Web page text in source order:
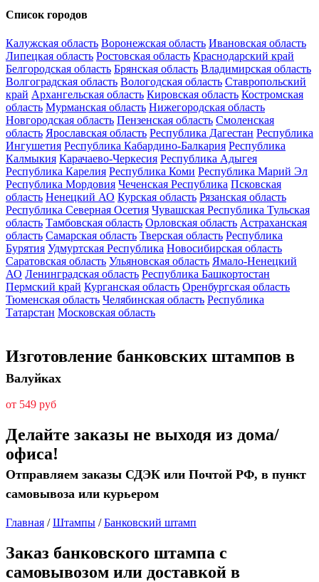
Список городов
Калужская область Воронежская область Ивановская область
Липецкая область Ростовская область Краснодарский край
Белгородская область Брянская область Владимирская область
Волгоградская область Вологодская область Ставропольский
край Архангельская область Кировская область Костромская
область Мурманская область Нижегородская область
Новгородская область Пензенская область Смоленская
область Ярославская область Республика Дагестан Республика
Ингушетия Республика Кабардино-Балкария Республика
Калмыкия Карачаево-Черкесия Республика Адыгея
Республика Карелия Республика Коми Республика Марий Эл
Республика Мордовия Чеченская Республика Псковская
область Ненецкий АО Курская область Рязанская область
Республика Северная Осетия Чувашская Республика Тульская
область Тамбовская область Орловская область Астраханская
область Самарская область Тверская область Республика
Бурятия Удмуртская Республика Новосибирская область
Саратовская область Ульяновская область Ямало-Ненецкий
АО Ленинградская область Республика Башкортостан
Пермский край Курганская область Оренбургская область
Тюменская область Челябинская область Республика
Татарстан Московская область
Изготовление банковских штампов в
Валуйках
от 549 руб
Делайте заказы не выходя из дома/
офиса!
Отправляем заказы СДЭК или Почтой РФ, в пункт
самовывоза или курьером
Главная /Штампы /Банковский штамп
Заказ банковского штампа с
самовывозом или доставкой в